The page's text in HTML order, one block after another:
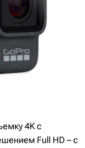
4K с
Full HD – с